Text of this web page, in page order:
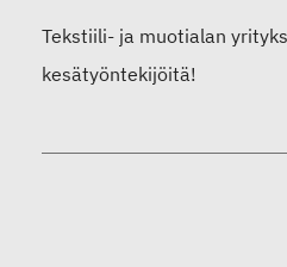
Tekstiili- ja muotialan
kesätyöntekijöitä!